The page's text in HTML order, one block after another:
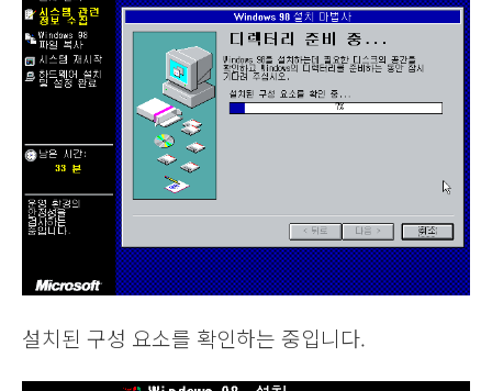
설치된 구성 요소를 확인하는 중입니다.